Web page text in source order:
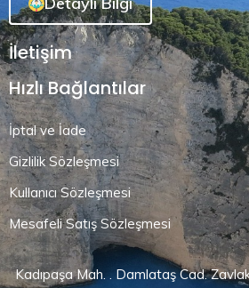
İletişim
Hızlı Bağlantılar
İptal ve İade
Gizlilik Sözleşmesi
Kullanıcı Sözleşmesi
Mesafeli Satış Sözleşmesi
Kadıpaşa Mah. . Damlataş Cad.